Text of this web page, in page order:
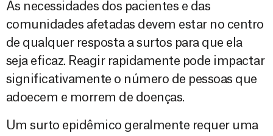
As necessidades dos pacientes e das
comunidades afetadas devem estar no centro
de qualquer resposta a surtos para que ela
seja eficaz. Reagir rapidamente pode impactar
significativamente o número de pessoas que
adoecem e morrem de doenças.
Um surto epidêmico geralmente requer uma